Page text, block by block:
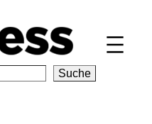
Suche